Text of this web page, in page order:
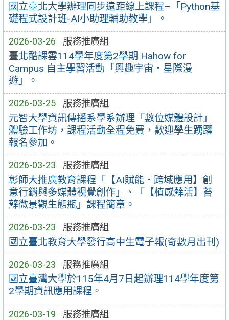
國立臺北大學辦理同步遠距線上課程–「Python基
礎程式設計班-AI小助理輔助教學」。
2026-03-26 服務推廣組
臺北酷課雲114學年度第2學期 Hahow for
Campus 自主學習活動「興趣宇宙‧星際漫
遊」。
2026-03-25 服務推廣組
元智大學資訊傳播系學系辦理「數位媒體設計」
體驗工作坊，課程活動全程免費，歡迎學生踴躍
報名參加。
2026-03-23 服務推廣組
彰師大推廣教育課程「【AI賦能．跨域應用】創
意行銷與多媒體視覺創作」、「【植感蘚活】苔
蘚微景觀生態瓶」課程簡章。
2026-03-23 服務推廣組
國立臺北教育大學發行高中生電子報(奇數月出刊)
2026-03-23 服務推廣組
國立臺灣大學於115年4月7日起辦理114學年度第
2學期資訊應用課程。
2026-03-19 服務推廣組